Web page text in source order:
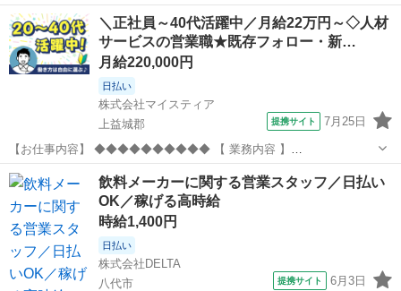
より車で8分 【WEB】または【お電話】にて 気軽にご応募下さい。
応募の詳細や質問事項などもお気軽にどうぞ。 ●WEB 受付時間：24時
間受付中！ ...
熊本 熊本市 営業
＼正社員～40代活躍中／月給22万円～◇人材
サービスの営業職★既存フォロー・新…
月給220,000円
日払い
株式会社マイスティア
上益城郡
提携サイト 7月25日
【お仕事内容】 ◆◆◆◆◆◆◆◆◆◆ 【 業務内容 】
◆◆◆◆◆◆◆◆◆◆ 企業と人材の双方に寄り添い、最適なマッチン
グを実現する仕事です。 地域企業の課題解決に向けた提案営業をお任
せいたします。 既存取引先との関係構築...
熊本 上益城郡
飲料メーカーに関する営業スタッフ／日払い
OK／稼げる高時給
時給1,400円
日払い
株式会社DELTA
八代市
提携サイト 6月3日